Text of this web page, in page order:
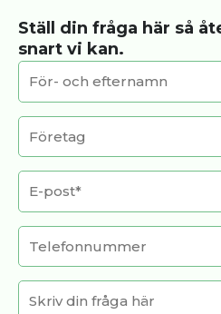
Ställ din fråga här så
snart vi kan.